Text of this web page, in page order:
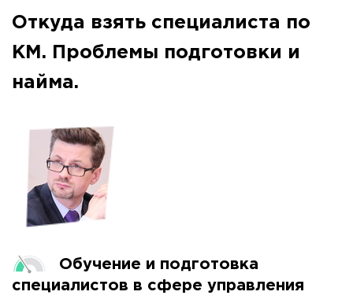
они стали частью знаниевых процессов компании?
- Почему от интеграции e-learning и управления
знаниями выигрывает и обучение тоже?
Откуда взять специалиста по
КМ. Проблемы подготовки и
найма.
Обучение и подготовка
специалистов в сфере управления